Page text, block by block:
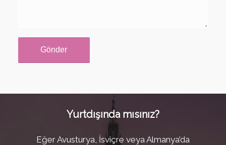
Yurtdışında mısınız?
Eğer Avusturya, İsviçre veya Almanya’da